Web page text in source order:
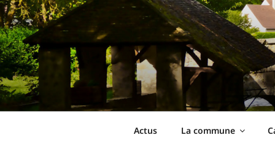
Aller
au
contenu
principal
Ormoy-La-
Le site de votre commune
Actus La commune